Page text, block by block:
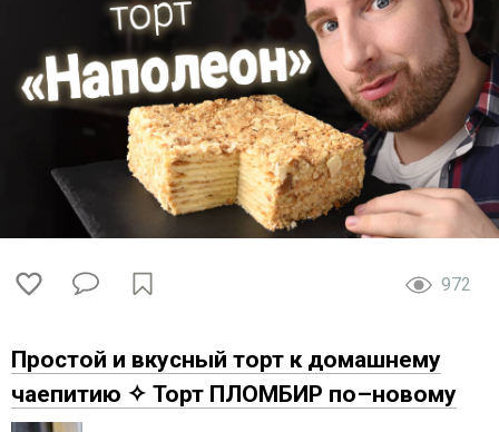
972
Простой и вкусный торт к домашнему
чаепитию ✧ Торт ПЛОМБИР по–новому